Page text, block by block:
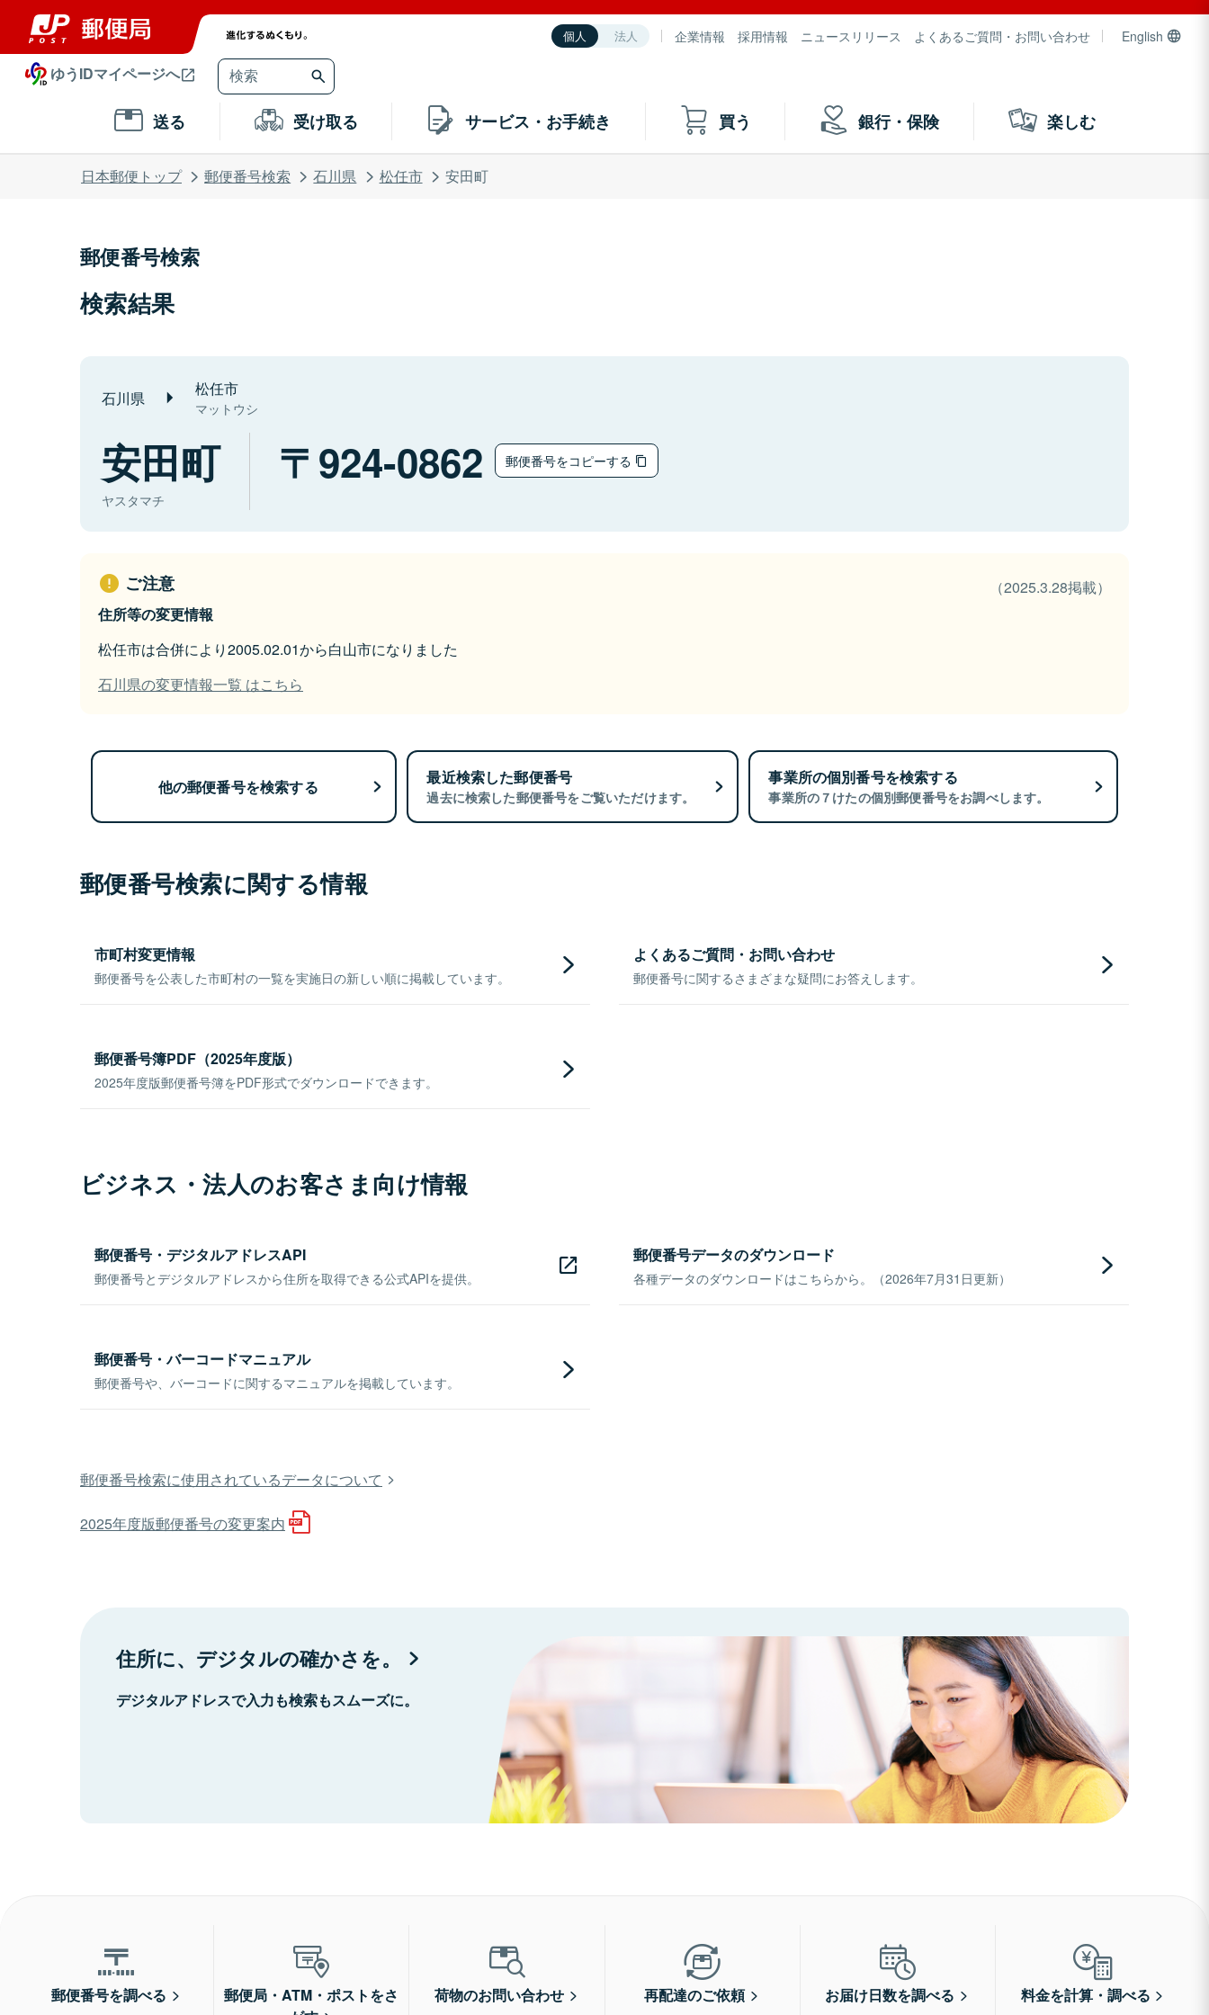
個人 法人 企業情報 採用情報 ニュースリリース よくあるご質問・お問い合わせ English
ゆうIDマイページへ
送る 受け取る サービス・お手続き 買う 銀行・保険 楽しむ
日本郵便トップ 郵便番号検索 石川県 松任市 安田町
郵便番号検索
検索結果
石川県 松任市
マットウシ
安田町
ヤスタマチ
924-0862 郵便番号をコピーする
ご注意
（2025.3.28掲載）
住所等の変更情報
松任市は合併により2005.02.01から白山市になりました
石川県の変更情報一覧 はこちら
他の郵便番号を検索する 最近検索した郵便番号
過去に検索した郵便番号をご覧いただけます。
事業所の個別番号を検索する
事業所の７けたの個別郵便番号をお調べします。
郵便番号検索に関する情報
市町村変更情報
郵便番号を公表した市町村の一覧を実施日の新しい順に掲載しています。
よくあるご質問・お問い合わせ
郵便番号に関するさまざまな疑問にお答えします。
郵便番号簿PDF（2025年度版）
2025年度版郵便番号簿をPDF形式でダウンロードできます。
ビジネス・法人のお客さま向け情報
郵便番号・デジタルアドレスAPI
郵便番号とデジタルアドレスから住所を取得できる公式APIを提供。
郵便番号データのダウンロード
各種データのダウンロードはこちらから。（2026年7月31日更新）
郵便番号・バーコードマニュアル
郵便番号や、バーコードに関するマニュアルを掲載しています。
郵便番号検索に使用されているデータについて
2025年度版郵便番号の変更案内
住所に、デジタルの確かさを。
デジタルアドレスで入力も検索もスムーズに。
郵便番号を調べる
郵便局・ATM・ポストをさ
荷物のお問い合わせ 再配達のご依頼 お届け日数を調べる 料金を計算・調べる